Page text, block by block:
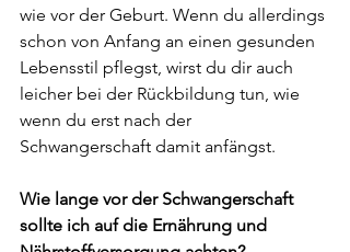
wie vor der Geburt. Wenn du allerdings
schon von Anfang an einen gesunden
Lebensstil pflegst, wirst du dir auch
leicher bei der Rückbildung tun, wie
wenn du erst nach der
Schwangerschaft damit anfängst.
Wie lange vor der Schwangerschaft
sollte ich auf die Ernährung und